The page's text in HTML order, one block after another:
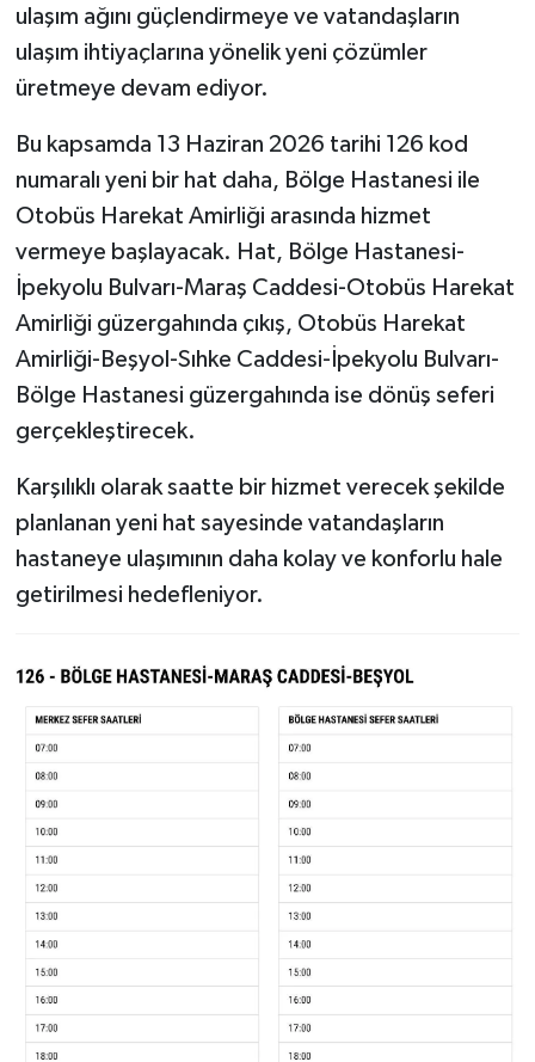
ulaşım ağını güçlendirmeye ve vatandaşların
ulaşım ihtiyaçlarına yönelik yeni çözümler
üretmeye devam ediyor.
Bu kapsamda 13 Haziran 2026 tarihi 126 kod
numaralı yeni bir hat daha, Bölge Hastanesi ile
Otobüs Harekat Amirliği arasında hizmet
vermeye başlayacak. Hat, Bölge Hastanesi-
İpekyolu Bulvarı-Maraş Caddesi-Otobüs Harekat
Amirliği güzergahında çıkış, Otobüs Harekat
Amirliği-Beşyol-Sıhke Caddesi-İpekyolu Bulvarı-
Bölge Hastanesi güzergahında ise dönüş seferi
gerçekleştirecek.
Karşılıklı olarak saatte bir hizmet verecek şekilde
planlanan yeni hat sayesinde vatandaşların
hastaneye ulaşımının daha kolay ve konforlu hale
getirilmesi hedefleniyor.